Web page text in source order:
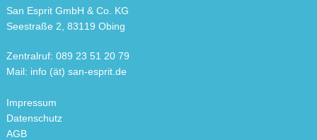
San Esprit GmbH & Co. KG
Seestraße 2, 83119 Obing
Zentralruf: 089 23 51 20 79
Mail: info (ät) san-esprit.de
Impressum
Datenschutz
AGB